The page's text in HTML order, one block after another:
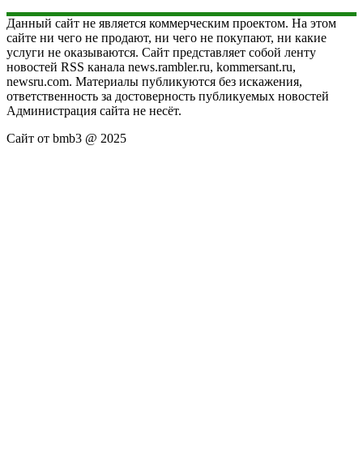
Данный сайт не является коммерческим проектом. На этом
сайте ни чего не продают, ни чего не покупают, ни какие
услуги не оказываются. Сайт представляет собой ленту
новостей RSS канала news.rambler.ru, kommersant.ru,
newsru.com. Материалы публикуются без искажения,
ответственность за достоверность публикуемых новостей
Администрация сайта не несёт.
Сайт от bmb3 @ 2025